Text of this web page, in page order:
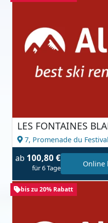
LES FONTAINES
7, Promenade du
ab 100,80 €
für 6 Tage Online
bis zu 20% Rabatt